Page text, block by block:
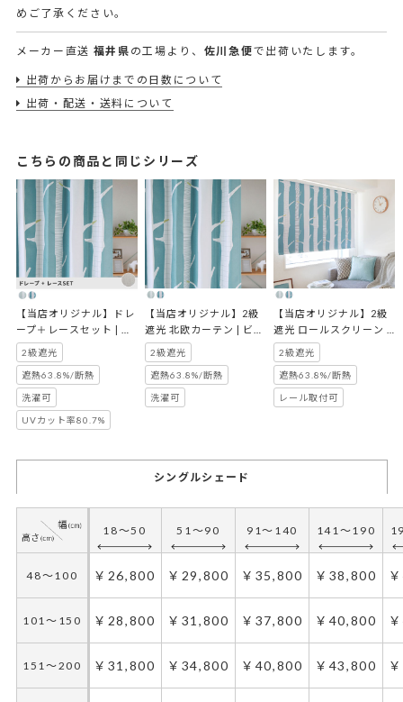
めご了承ください。
メーカー直送 福井県 の工場より、 佐川急便で出荷いたします。
出荷からお届けまでの日数について
出荷・配送・送料について
こちらの商品と同じシリーズ
【当店オリジナル】ドレ
ープ＋レースセット | ビ
ヨルクセット
2級遮光
遮熱63.8%/断熱
洗濯可
UVカット率80.7%
【当店オリジナル】2級
遮光 北欧カーテン | ビヨ
ルク
2級遮光
遮熱63.8%/断熱
洗濯可
【当店オリジナル】2級
遮光 ロールスクリーン |
ビヨルク
2級遮光
遮熱63.8%/断熱
レール取付可
シングルシェード
18～50 51～90 91～140 141～190
48～100 ￥26,800 ￥29,800 ￥35,800 ￥38,800
101～150 ￥28,800 ￥31,800 ￥37,800 ￥40,800
151～200 ￥31,800 ￥34,800 ￥40,800 ￥43,800